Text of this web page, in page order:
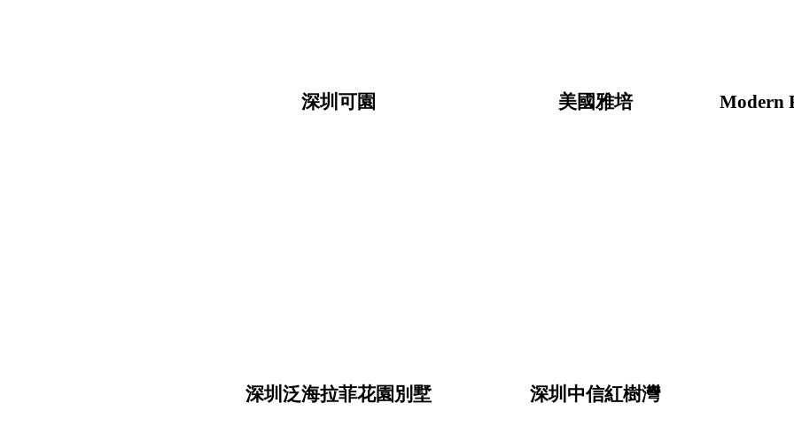
深圳可園
深圳泛海拉菲花園別墅
美國雅培
深圳中信紅樹灣
Modern